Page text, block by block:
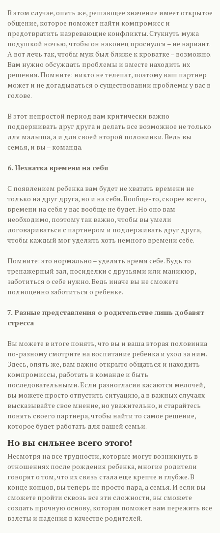
В этом случае, опять же, решающее значение имеет открытое
общение, которое поможет найти компромисс и
предотвратить назревающие конфликты. Стукнуть мужа
подушкой ночью, чтобы он наконец проснулся – не вариант.
А вот лечь так, чтобы муж был ближе к кроватке – возможно.
Вам нужно обсуждать проблемы и вместе находить их
решения. Помните: никто не телепат, поэтому ваш партнер
может и не догадываться о существовании проблемы у вас в
голове.
В этот непростой период вам критически важно
поддерживать друг друга и делать все возможное не только
для малыша, а и для своей второй половинки. Ведь вы
семья, и вы – команда.
6. Нехватка времени на себя
С появлением ребенка вам будет не хватать времени не
только на друг друга, но и на себя. Вообще-то, скорее всего,
времени на себя у вас вообще не будет. Но оно вам
необходимо, поэтому так важно, чтобы вы умели
договариваться с партнером и поддерживать друг друга,
чтобы каждый мог уделить хоть немного времени себе.
Помните: это нормально – уделять время себе. Будь то
тренажерный зал, посиделки с друзьями или маникюр,
заботиться о себе нужно. Ведь иначе вы не сможете
полноценно заботиться о ребенке.
7. Разные представления о родительстве лишь добавят
стресса
Вы можете в итоге понять, что вы и ваша вторая половинка
по-разному смотрите на воспитание ребенка и уход за ним.
Здесь, опять же, вам важно открыто общаться и находить
компромиссы, работать в команде и быть
последовательными. Если разногласия касаются мелочей,
вы можете просто отпустить ситуацию, а в важных случаях
высказывайте свое мнение, но уважительно, и старайтесь
понять своего партнера, чтобы найти то самое решение,
которое будет работать для вашей семьи.
Но вы сильнее всего этого!
Несмотря на все трудности, которые могут возникнуть в
отношениях после рождения ребенка, многие родители
говорят о том, что их связь стала еще крепче и глубже. В
конце концов, вы теперь не просто пара, а семья. И если вы
сможете пройти сквозь все эти сложности, вы сможете
создать прочную основу, которая поможет вам пережить все
взлеты и падения в качестве родителей.